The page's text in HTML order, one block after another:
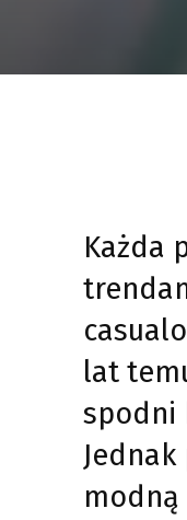
Każda
lat
spodni
modną